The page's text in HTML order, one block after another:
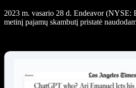
2023 m. vasario 28 d. Endeavor (NYSE:
metinį pajamų skambutį pristatė